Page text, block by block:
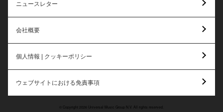
ニュースレター
会社概要
個人情報 | クッキーポリシー
ウェブサイトにおける免責事項
© Copyright 2026 Universal Music Group N.V. All rights reserved.